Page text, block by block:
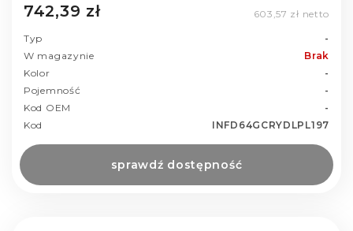
742,39 zł 603,57 zł netto
Typ
-
W magazynie
Brak
Kolor
-
Pojemność
-
Kod OEM
-
Kod
INFD64GCRYDLPL197
sprawdź dostępność